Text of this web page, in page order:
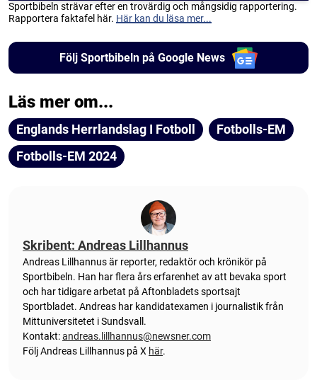
Sportbibeln strävar efter en trovärdig och mångsidig rapportering.
Rapportera faktafel här. Här kan du läsa mer...
Följ Sportbibeln på Google News
Läs mer om...
Englands Herrlandslag I Fotboll
Fotbolls-EM
Fotbolls-EM 2024
Skribent: Andreas Lillhannus
Andreas Lillhannus är reporter, redaktör och krönikör på
Sportbibeln. Han har flera års erfarenhet av att bevaka sport
och har tidigare arbetat på Aftonbladets sportsajt
Sportbladet. Andreas har kandidatexamen i journalistik från
Mittuniversitetet i Sundsvall.
Kontakt:andreas.lillhannus@newsner.com
Följ Andreas Lillhannus på X här.